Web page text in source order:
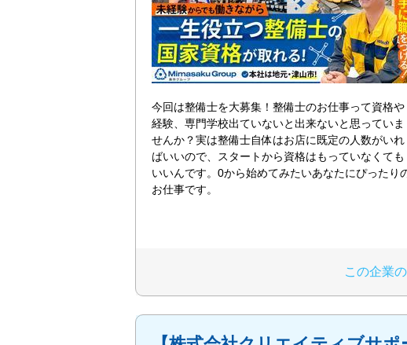
今回は整備士を大募集！整備士のお仕事って資格や
経験、専門学校出ていないと出来ないと思っていま
せんか？実は整備士自体はお店に既定の人数がいれ
ばいいので、スタートから資格はもっていなくても
いいんです。0から始めてみたいあなたにぴったり
お仕事です。
この企業